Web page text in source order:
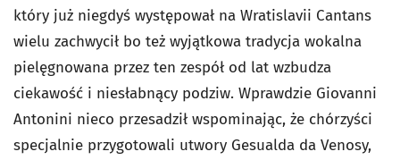
który już niegdyś występował na Wratislavii Cantans
wielu zachwycił bo też wyjątkowa tradycja wokalna
pielęgnowana przez ten zespół od lat wzbudza
ciekawość i niesłabnący podziw. Wprawdzie Giovanni
Antonini nieco przesadził wspominając, że chórzyści
specjalnie przygotowali utwory Gesualda da Venosy,